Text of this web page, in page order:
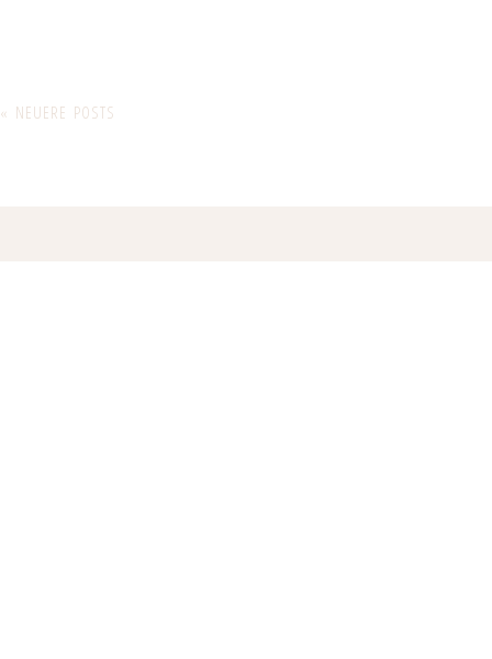
« NEUERE POSTS